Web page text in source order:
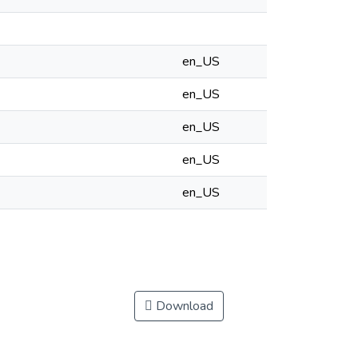
en_US
en_US
en_US
en_US
en_US
Download